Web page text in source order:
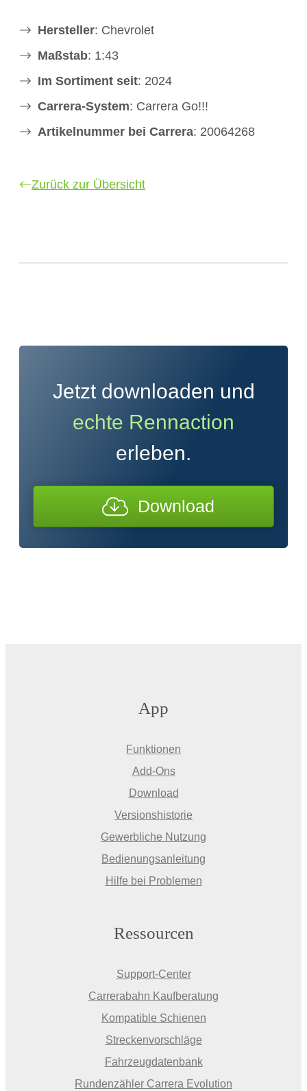
Hersteller: Chevrolet
Maßstab: 1:43
Im Sortiment seit: 2024
Carrera-System: Carrera Go!!!
Artikelnummer bei Carrera: 20064268
Zurück zur Übersicht
Jetzt downloaden und
echte Rennaction
erleben.
Download
App
Funktionen
Add-Ons
Download
Versionshistorie
Gewerbliche Nutzung
Bedienungsanleitung
Hilfe bei Problemen
Ressourcen
Support-Center
Carrerabahn Kaufberatung
Kompatible Schienen
Streckenvorschläge
Fahrzeugdatenbank
Rundenzähler Carrera Evolution